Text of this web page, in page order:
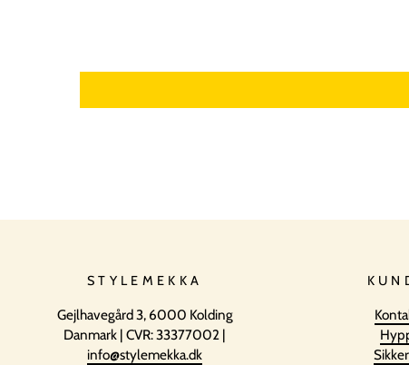
STYLEMEKKA
Gejlhavegård 3, 6000 Kolding
Danmark | CVR: 33377002 |
info@stylemekka.dk